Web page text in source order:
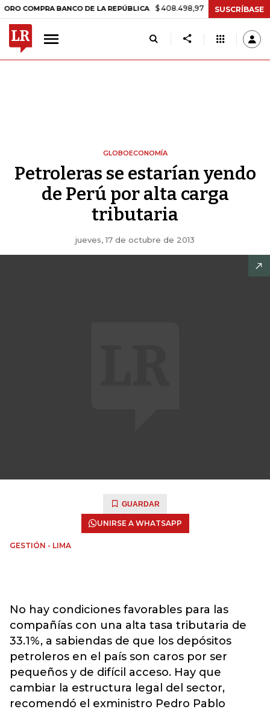
BANCO DE LA REPÚBLICA $ 408.498,97 +$ 8.753,81 +2,19%
SUSCRÍBASE
GLOBOECONOMÍA
Petroleras se estarían yendo
de Perú por alta carga
tributaria
jueves, 17 de octubre de 2013
GUARDAR
UNIRSE A WHATSAPP
GESTIÓN - LIMA
No hay condiciones favorables para las
compañías con una alta tasa tributaria de
33.1%, a sabiendas de que los depósitos
petroleros en el país son caros por ser
pequeños y de difícil acceso. Hay que
cambiar la estructura legal del sector,
recomendó el exministro Pedro Pablo